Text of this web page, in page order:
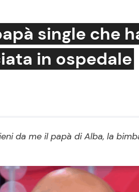
Benessere
Mondo Mamma
Salute
Viaggi e Turismo
single che
in ospedale
da me il papà di Alba, la